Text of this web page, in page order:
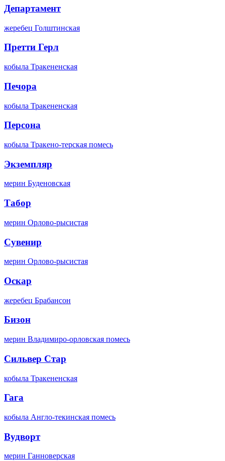
Департамент
жеребец Голштинская
Претти Герл
кобыла Тракененская
Печора
кобыла Тракененская
Персона
кобыла Тракено-терская помесь
Экземпляр
мерин Буденовская
Табор
мерин Орлово-рысистая
Сувенир
мерин Орлово-рысистая
Оскар
жеребец Брабансон
Бизон
мерин Владимиро-орловская помесь
Сильвер Стар
кобыла Тракененская
Гага
кобыла Англо-текинская помесь
Вудворт
мерин Ганноверская